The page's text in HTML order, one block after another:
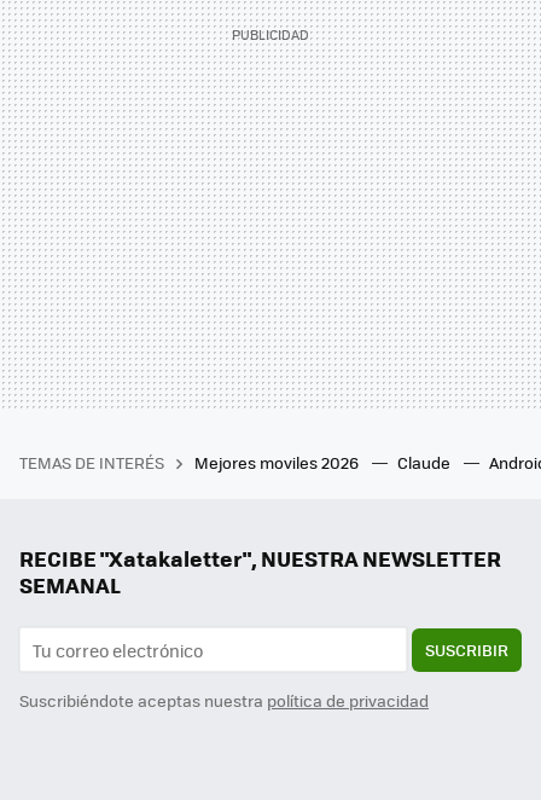
TEMAS DE INTERÉS Mejores moviles 2026 Claude
RECIBE "Xatakaletter", NUESTRA NEWSLETTER
SEMANAL
SUSCRIBIR
Suscribiéndote aceptas nuestra política de privacidad